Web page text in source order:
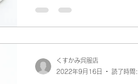
紹介です。 3歳サイズは小
くすかみ呉服店
2022年9月16日
読了時間